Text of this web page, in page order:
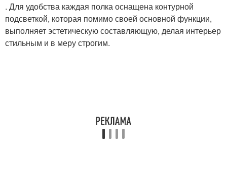
. Для удобства каждая полка оснащена контурной
подсветкой, которая помимо своей основной функции,
выполняет эстетическую составляющую, делая интерьер
стильным и в меру строгим.